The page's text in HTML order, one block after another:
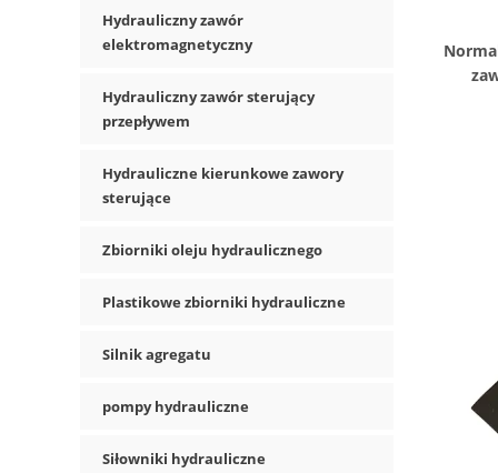
Hydrauliczny zawór
elektromagnetyczny
Hydrauliczny zawór sterujący
przepływem
Hydrauliczne kierunkowe zawory
sterujące
Zbiorniki oleju hydraulicznego
Plastikowe zbiorniki hydrauliczne
Silnik agregatu
pompy hydrauliczne
Siłowniki hydrauliczne